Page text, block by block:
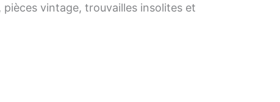
vintage, trouvailles insolites et